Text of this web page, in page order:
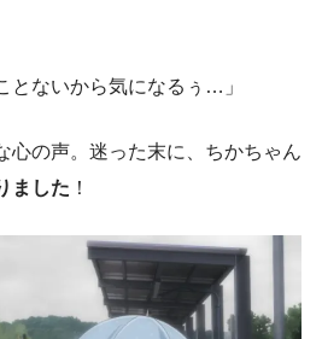
とないから気になるぅ…」
心の声。迷った末に、ちかちゃん
ました ！